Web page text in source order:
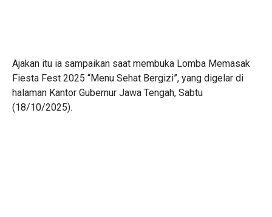
Ajakan itu ia sampaikan saat membuka Lomba Memasak
Fiesta Fest 2025 “Menu Sehat Bergizi”, yang digelar di
halaman Kantor Gubernur Jawa Tengah, Sabtu
(18/10/2025).